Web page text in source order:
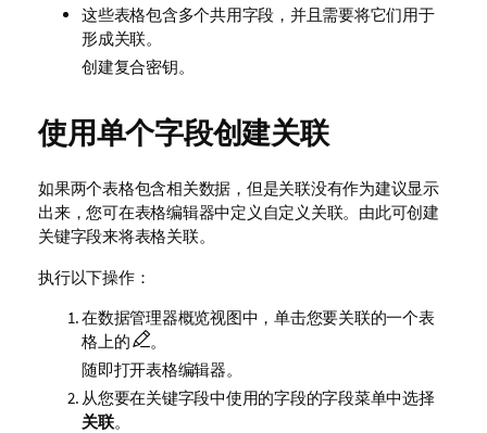
这些表格包含多个共用字段，并且需要将它们用于
形成关联。
创建复合密钥。
使用单个字段创建关联
如果两个表格包含相关数据，但是关联没有作为建议显示
出来，您可在表格编辑器中定义自定义关联。由此可创建
关键字段来将表格关联。
执行以下操作：
在数据管理器概览视图中，单击您要关联的一个表
格上的
。
随即打开表格编辑器。
从您要在关键字段中使用的字段的字段菜单中选择
关联。